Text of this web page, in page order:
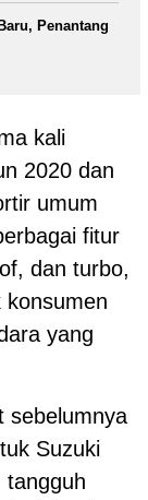
Penantang
kali
2020 dan
umum
fitur
dan turbo,
konsumen
yang
sebelumnya
Suzuki
tangguh